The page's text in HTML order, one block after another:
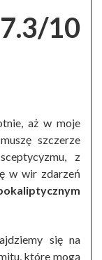
7.3/10
aż w moje
szczerze
z
w wir zdarzeń
się na
które mogą